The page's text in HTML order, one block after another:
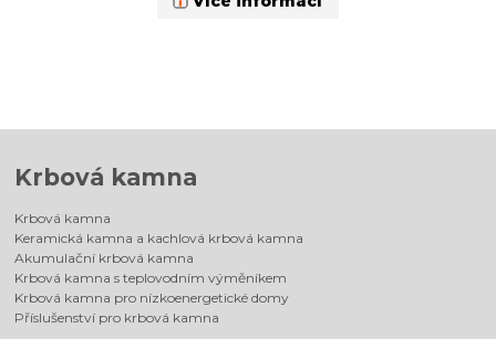
Krbová kamna
Krbová kamna
Keramická kamna a kachlová krbová kamna
Akumulační krbová kamna
Krbová kamna s teplovodním výměníkem
Krbová kamna pro nízkoenergetické domy
Příslušenství pro krbová kamna